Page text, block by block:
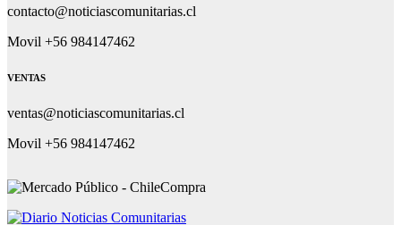
contacto@noticiascomunitarias.cl
Movil +56 984147462
VENTAS
ventas@noticiascomunitarias.cl
Movil +56 984147462